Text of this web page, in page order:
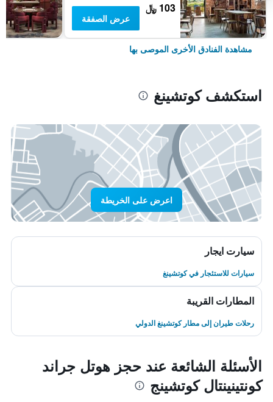
103 ﷼
عرض الصفقة
مشاهدة الفنادق الأخرى الموصى بها
استكشف كوتشينغ
اعرض على الخريطة
سيارت ايجار
سيارات للاستئجار في كوتشينغ
المطارات القريبة
رحلات طيران إلى مطار كوتشينغ الدولي
الأسئلة الشائعة عند حجز هوتل جراند
كونتينينتال كوتشينج